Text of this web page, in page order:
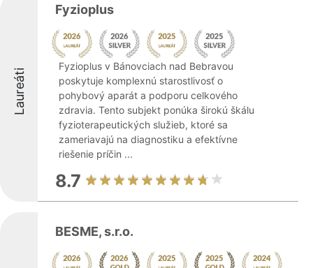
Laureáti
Fyzioplus
Fyzioplus v Bánovciach nad Bebravou
poskytuje komplexnú starostlivosť o
pohybový aparát a podporu celkového
zdravia. Tento subjekt ponúka širokú škálu
fyzioterapeutických služieb, ktoré sa
zameriavajú na diagnostiku a efektívne
riešenie príčin ...
8.7
BESME, s.r.o.